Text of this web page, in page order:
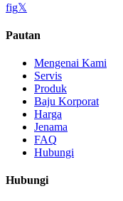
fig𝕏
Pautan
Mengenai Kami
Servis
Produk
Baju Korporat
Harga
Jenama
FAQ
Hubungi
Hubungi